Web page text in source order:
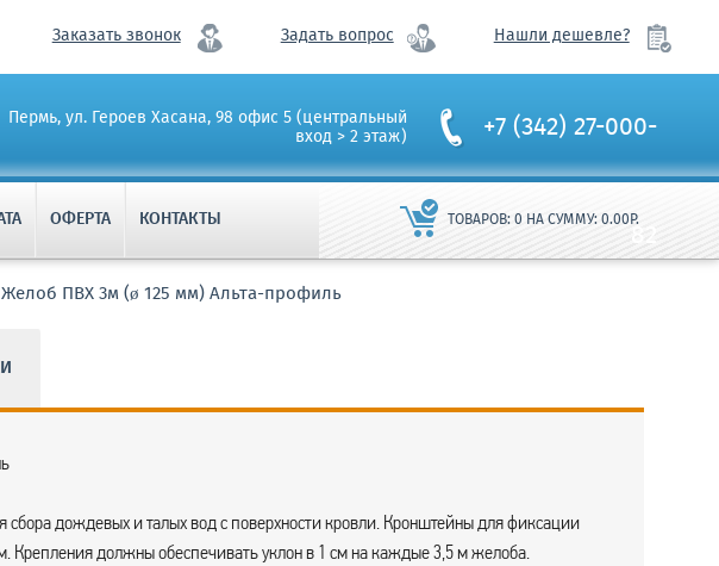
Заказать звонок Задать вопрос Нашли дешевле?
Пермь, ул. Героев Хасана, 98 офис 5 (центральный
вход > 2 этаж) +7 (342) 27-000-
82
ОФЕРТА КОНТАКТЫ ТОВАРОВ:0 НА СУММУ:0.00Р.
Желоб ПВХ 3м (ø 125 мм) Альта-профиль
сбора дождевых и талых вод с поверхности кровли. Кронштейны для фиксации
Крепления должны обеспечивать уклон в 1 см на каждые 3,5 м желоба.